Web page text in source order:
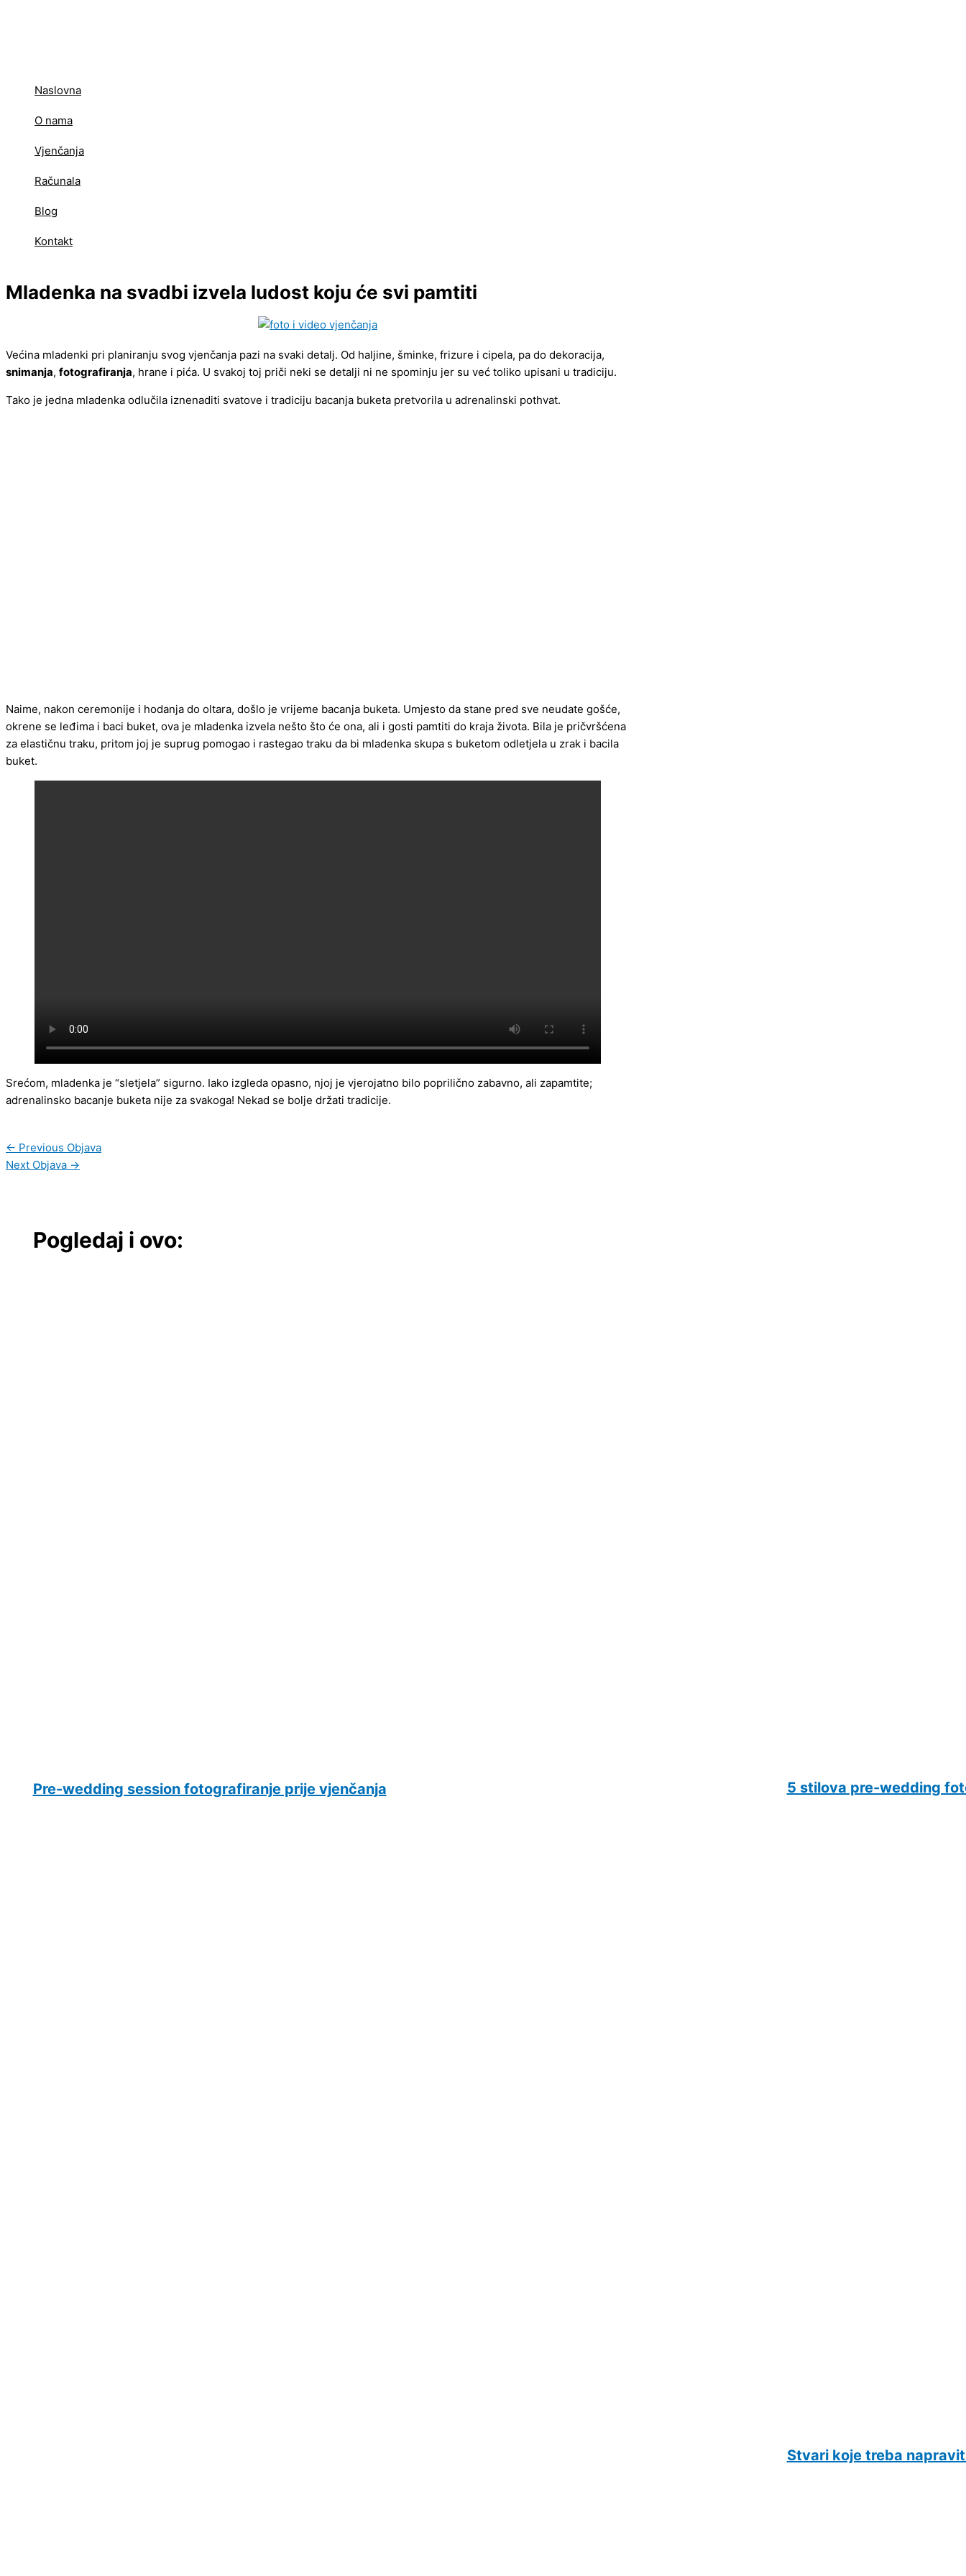
Naslovna
O nama
Vjenčanja
Računala
Blog
Kontakt
Mladenka na svadbi izvela ludost koju će svi pamtiti
Većina mladenki pri planiranju svog vjenčanja pazi na svaki detalj. Od haljine, šminke, frizure i cipela, pa do dekoracija,
snimanja, fotografiranja, hrane i pića. U svakoj toj priči neki se detalji ni ne spominju jer su već toliko upisani u tradiciju.
Tako je jedna mladenka odlučila iznenaditi svatove i tradiciju bacanja buketa pretvorila u adrenalinski pothvat.
Naime, nakon ceremonije i hodanja do oltara, došlo je vrijeme bacanja buketa. Umjesto da stane pred sve neudate gošće,
okrene se leđima i baci buket, ova je mladenka izvela nešto što će ona, ali i gosti pamtiti do kraja života. Bila je pričvršćena
za elastičnu traku, pritom joj je suprug pomogao i rastegao traku da bi mladenka skupa s buketom odletjela u zrak i bacila
buket.
Srećom, mladenka je “sletjela” sigurno. Iako izgleda opasno, njoj je vjerojatno bilo poprilično zabavno, ali zapamtite;
adrenalinsko bacanje buketa nije za svakoga! Nekad se bolje držati tradicije.
← Previous Objava
Next Objava →
Pogledaj i ovo:
Pre-wedding session fotografiranje prije vjenčanja 5 stilova pre-wedding
Stvari koje treba